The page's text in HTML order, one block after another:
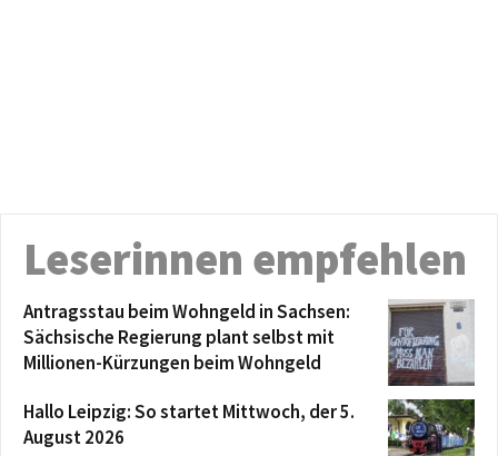
Leserinnen empfehlen
Antragsstau beim Wohngeld in Sachsen:
Sächsische Regierung plant selbst mit
Millionen-Kürzungen beim Wohngeld
Hallo Leipzig: So startet Mittwoch, der 5.
August 2026